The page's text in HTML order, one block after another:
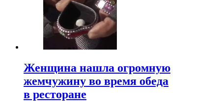
Женщина нашла огромную
жемчужину во время обеда
в ресторане